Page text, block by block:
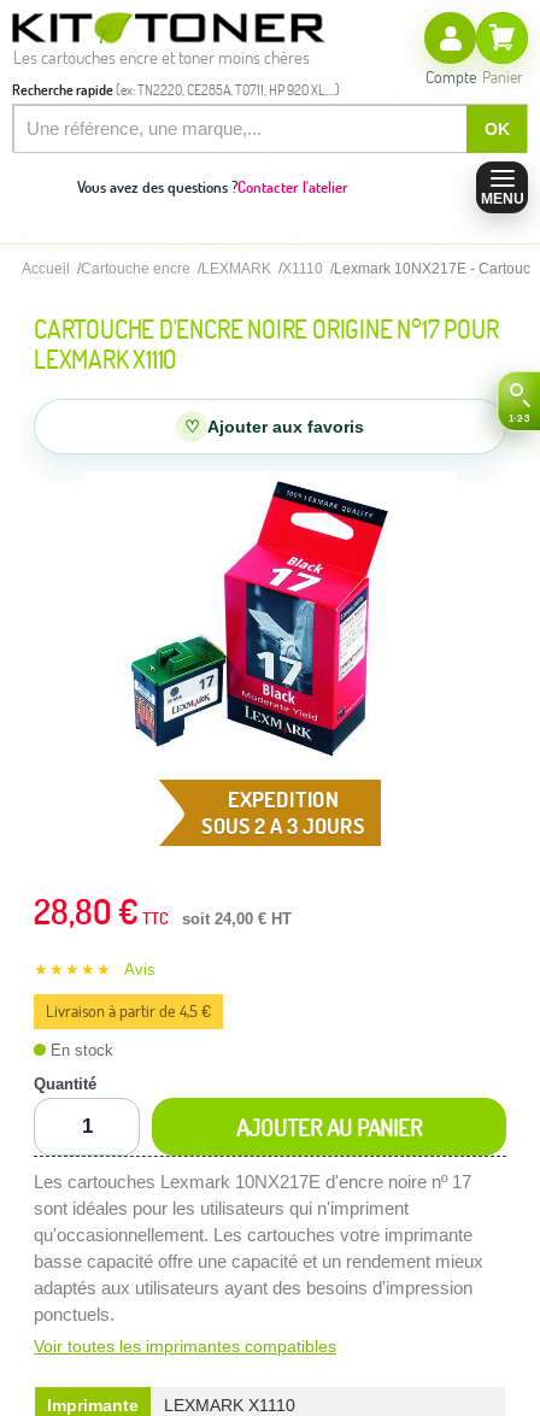
Les cartouches encre et toner moins chères
Recherche rapide(ex: TN2220, CE285A, T0711, HP 920 XL,...)
OK
Compte Panier
Vous avez des questions ?Contacter l'atelier
MENU
Accueil Cartouche encre LEXMARK X1110 Lexmark 10NX217E -
CARTOUCHE D'ENCRE NOIRE ORIGINE N°17 POUR
LEXMARK X1110
♡ Ajouter aux favoris
EXPEDITION
SOUS 2 A 3 JOURS
28,80 € TTC soit 24,00 € HT
★★★★★ Avis
Livraison à partir de 4,5 €
En stock
Quantité
AJOUTER AU PANIER
Les cartouches Lexmark 10NX217E d'encre noire nº 17
sont idéales pour les utilisateurs qui n'impriment
qu'occasionnellement. Les cartouches votre imprimante
basse capacité offre une capacité et un rendement mieux
adaptés aux utilisateurs ayant des besoins d'impression
ponctuels.
Voir toutes les imprimantes compatibles
Imprimante
LEXMARK X1110